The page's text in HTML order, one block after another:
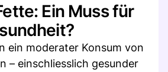
Ein Muss für
ein moderater Konsum von
– einschliesslich gesunder